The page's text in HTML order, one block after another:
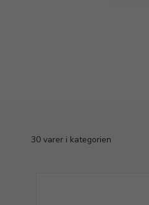
30 varer i kategorien